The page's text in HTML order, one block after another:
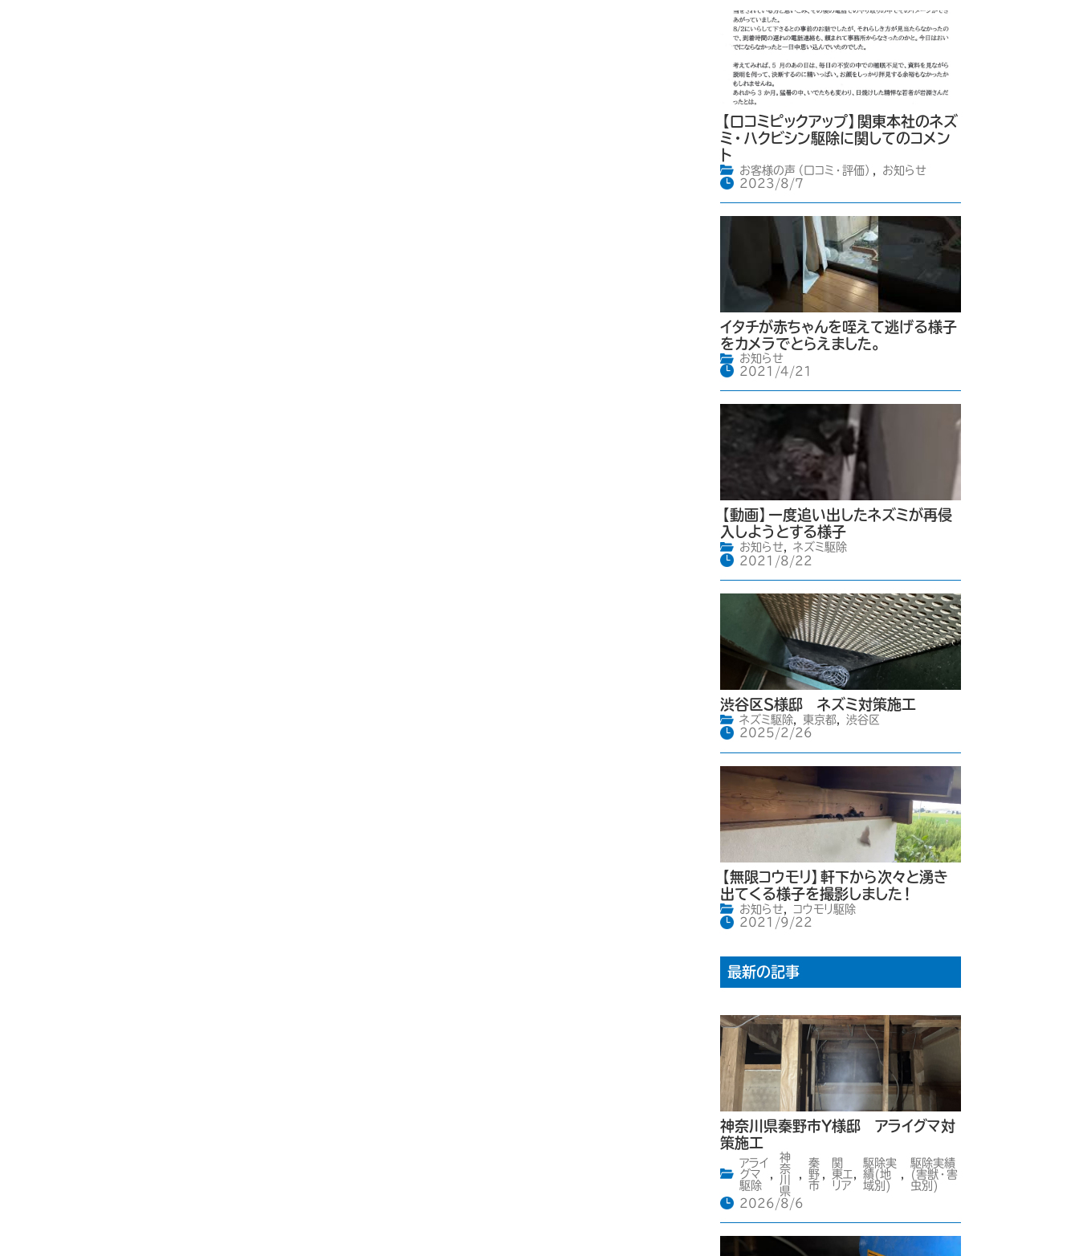
【口コミピックアップ】関東本社のネズ
ミ・ハクビシン駆除に関してのコメン
ト
お客様の声（口コミ・評価）
お知らせ
2023/8/7
イタチが赤ちゃんを咥えて逃げる様子
をカメラでとらえました。
お知らせ
2021/4/21
【動画】一度追い出したネズミが再侵
入しようとする様子
お知らせ,
ネズミ駆除
2021/8/22
渋谷区S様邸 ネズミ対策施工
ネズミ駆除, 東京都,
渋谷区
2025/2/26
【無限コウモリ】軒下から次々と湧き
出てくる様子を撮影しました！
お知らせ,
コウモリ駆除
2021/9/22
最新の記事
神奈川県秦野市Y様邸 アライグマ対
策施工
アライ
グマ
駆除
神
奈
川
県
秦
野
市
関
東エ
リア
駆除実
績(地
域別)
駆除実績
(害獣・害
虫別)
2026/8/6